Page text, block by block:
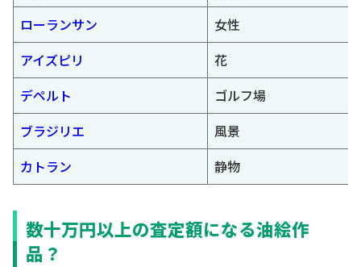
ローランサン
女性
アイズピリ
花
デペルト
ゴルフ場
ブラジリエ
風景
カトラン
静物
数十万円以上の査定額になる油絵作
品？